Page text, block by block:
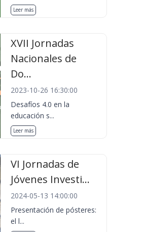
Leer más
XVII Jornadas
Nacionales de
Do...
2023-10-26 16:30:00
Desafíos 4.0 en la
educación s...
Leer más
VI Jornadas de
Jóvenes Investi...
2024-05-13 14:00:00
Presentación de pósteres:
el l...